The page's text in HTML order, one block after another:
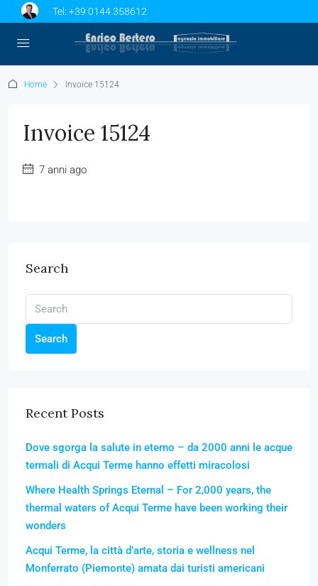
Tel: +39 0144 358612
Home Invoice 15124
Invoice 15124
7 anni ago
Search
Search
Recent Posts
Dove sgorga la salute in eterno – da 2000 anni le acque
termali di Acqui Terme hanno effetti miracolosi
Where Health Springs Eternal – For 2,000 years, the
thermal waters of Acqui Terme have been working their
wonders
Acqui Terme, la città d’arte, storia e wellness nel
Monferrato (Piemonte) amata dai turisti americani